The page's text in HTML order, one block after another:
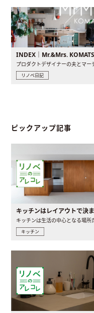
リノベ日記
ピックアップ記事
キッチン